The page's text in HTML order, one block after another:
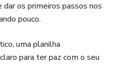
dar os primeiros passos nos
pouco.
uma planilha
para ter paz com o seu